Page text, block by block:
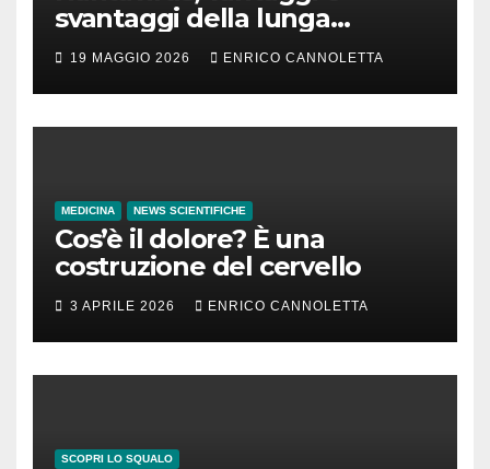
svantaggi della lunga
incubazione
19 MAGGIO 2026 ENRICO CANNOLETTA
MEDICINA NEWS SCIENTIFICHE
Cos’è il dolore? È una
costruzione del cervello
3 APRILE 2026 ENRICO CANNOLETTA
SCOPRI LO SQUALO